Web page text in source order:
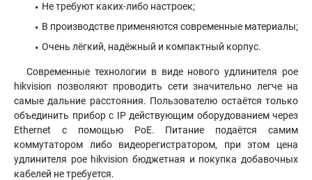
Не требуют каких-либо настроек;
В производстве применяются современные материалы;
Очень лёгкий, надёжный и компактный корпус.
Современные технологии в виде нового удлинителя poe
hikvision позволяют проводить сети значительно легче на
самые дальние расстояния. Пользователю остаётся только
объединить прибор с IP действующим оборудованием через
Ethernet c помощью PoE. Питание подаётся самим
коммутатором либо видеорегистратором, при этом цена
удлинителя poe hikvision бюджетная и покупка добавочных
кабелей не требуется.